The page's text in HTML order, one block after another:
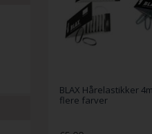
BLAX Hårelastikker